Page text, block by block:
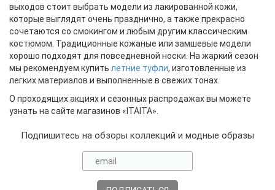
выходов стоит выбрать модели из лакированной кожи,
которые выглядят очень празднично, а также прекрасно
сочетаются со смокингом и любым другим классическим
костюмом. Традиционные кожаные или замшевые модели
хорошо подходят для повседневной носки. На жаркий сезон
мы рекомендуем купить летние туфли, изготовленные из
легких материалов и выполненные в свежих тонах.
О проходящих акциях и сезонных распродажах вы можете
узнать на сайте магазинов «ITAITA».
Подпишитесь на обзоры коллекций и модные образы